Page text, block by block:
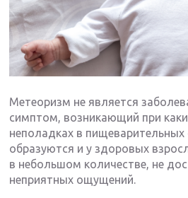
Метеоризм не является
симптом, возникающий при
неполадках в пищеварительных
образуются и у здоровых
в небольшом количестве, не
неприятных ощущений.